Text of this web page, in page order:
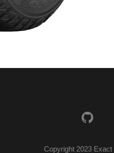
Copyright 2023